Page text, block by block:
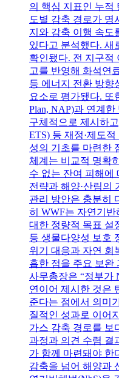
의 핵심 지표인 누적
도별 감축 경로가
지와 감축 이행 속도
있다고 분석했다. 새
확인됐다. 전 지구적
고를 반영해 화석연
등 에너지 전환 방향
요소로 평가됐다. 또
Plan, NAP)과 연계
구체적으로 제시하
ETS) 등 재정·제도
성의 기초를 마련한
체계는 비교적 명확
수 없는 잔여 피해에
전략과 해양·산림의
관리 방안은 충분히
히 WWF는 자연기반
대한 정량적 목표 설
등 생물다양성 보호
위기 대응과 자연 회
흡한 점을 주요 보완
사무총장은 “정부가
연이어 제시한 것은
준다는 점에서 의미
질적인 성과로 이어
가스 감축 경로를 보
과정과 의견 수렴 결
가 함께 마련돼야 한
감축을 넘어 해양과